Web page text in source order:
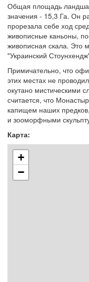
Общая площадь
значения - 15,3 Га. Он
прорезала себе ход
живописные каньоны,
живописная скала. Это
"Украинский
Примичательно, что
этих местах не
окутано мистическими
считается, что
капищем наших
и зооморфными
Карта:
+
−